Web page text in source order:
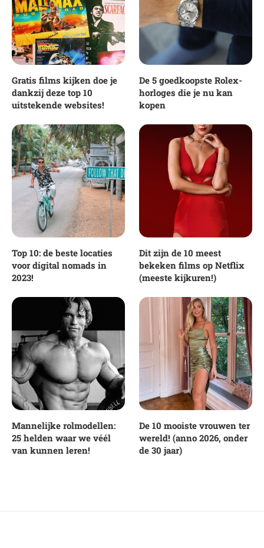
Gratis films kijken doe je
dankzij deze top 10
uitstekende websites!
De 5 goedkoopste Rolex-
horloges die je nu kan
kopen
Top 10: de beste locaties
voor digital nomads in
2023!
Dit zijn de 10 meest
bekeken films op Netflix
(meeste kijkuren!)
Mannelijke rolmodellen:
25 helden waar we véél
van kunnen leren!
De 10 mooiste vrouwen ter
wereld! (anno 2026, onder
de 30 jaar)